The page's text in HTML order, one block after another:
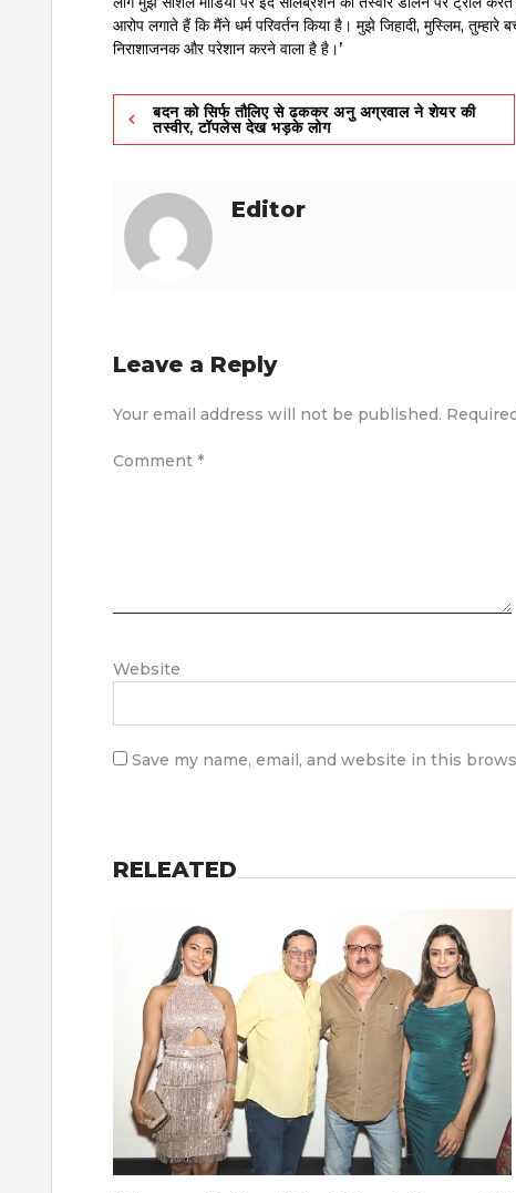
आरोप लगाते हैं कि मैंने धर्म परिवर्तन किया है। मुझे जिहादी, मुस्लिम,
निराशाजनक और परेशान करने वाला है है।’
Post
navigation
बदन को सिर्फ तौलिए से ढककर अनु अग्रवाल ने शेयर की
तस्वीर, टॉपलेस देख भड़के लोग
Editor
Leave a Reply
Your email address will not be published.
Comment *
Website
Save my name, email, and website in this
RELEATED